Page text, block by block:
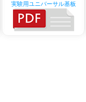
実験用ユニバーサル基板